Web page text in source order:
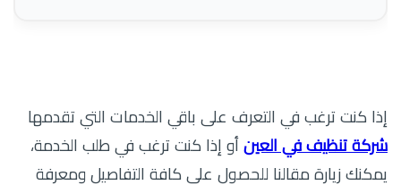
إذا كنت ترغب في التعرف على باقي الخدمات التي تقدمها
شركة تنظيف في العين أو إذا كنت ترغب في طلب الخدمة،
يمكنك زيارة مقالنا للحصول على كافة التفاصيل ومعرفة